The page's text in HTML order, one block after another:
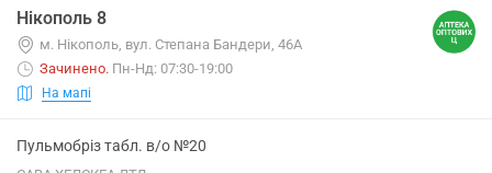
Нікополь 8
м. Нікополь, вул. Степана Бандери, 46А
Зачинено. Пн-Нд: 07:30-19:00
На мапі
Пульмобріз табл. в/о №20